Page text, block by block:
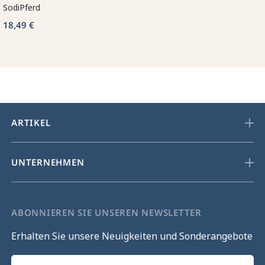
SodiPferd
18,49 €
ARTIKEL
UNTERNEHMEN
ABONNIEREN SIE UNSEREN NEWSLETTER
Erhalten Sie unsere Neuigkeiten und Sonderangebote